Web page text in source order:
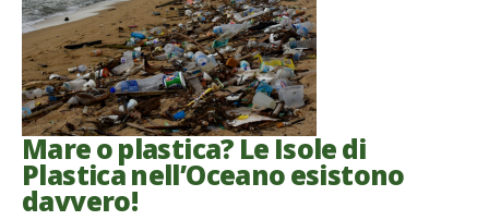
French
Italiano
Mare o plastica? Le Isole di
Plastica nell’Oceano esistono
davvero!